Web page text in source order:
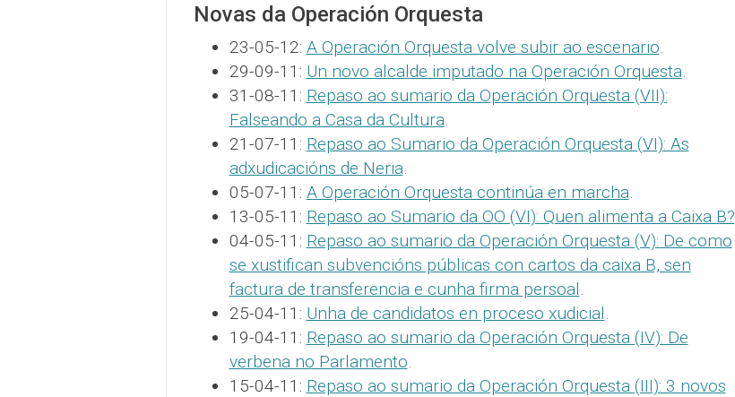
Novas da Operación Orquesta
23-05-12: A Operación Orquesta volve subir ao escenario.
29-09-11: Un novo alcalde imputado na Operación Orquesta.
31-08-11: Repaso ao sumario da Operación Orquesta (VII):
Falseando a Casa da Cultura.
21-07-11: Repaso ao Sumario da Operación Orquesta (VI): As
adxudicacións de Neria.
05-07-11: A Operación Orquesta continúa en marcha.
13-05-11: Repaso ao Sumario da OO (VI): Quen alimenta a Caixa B?
04-05-11: Repaso ao sumario da Operación Orquesta (V): De como
se xustifican subvencións públicas con cartos da caixa B, sen
factura de transferencia e cunha firma persoal.
25-04-11: Unha de candidatos en proceso xudicial.
19-04-11: Repaso ao sumario da Operación Orquesta (IV): De
verbena no Parlamento.
15-04-11: Repaso ao sumario da Operación Orquesta (III): 3 novos